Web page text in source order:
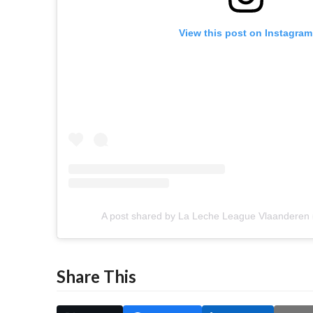
View this post on Instagram
A post shared by La Leche League Vlaanderen
Share This